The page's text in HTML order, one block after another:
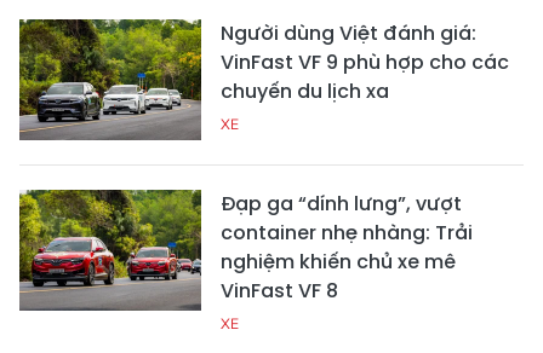
Người dùng Việt đánh giá:
VinFast VF 9 phù hợp cho các
chuyến du lịch xa
XE
Đạp ga “dính lưng”, vượt
container nhẹ nhàng: Trải
nghiệm khiến chủ xe mê
VinFast VF 8
XE